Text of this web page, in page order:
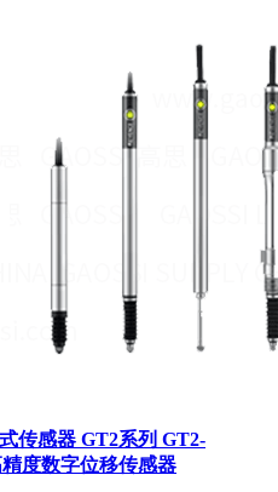
传感器 GT2系列 GT2-
度数字位移传感器